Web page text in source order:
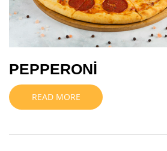
PEPPERONİ
READ MORE